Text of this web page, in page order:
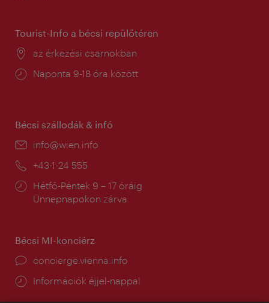
Tourist-Info a bécsi repülőtéren
Helyszín:
az érkezési csarnokban
Nyitva
Naponta 9-18 óra között
Bécsi szállodák & infó
E-
info@wien.info
Telefon:
+43-1-24 555
Nyitva
tartás:
Hétfő-Péntek 9 – 17 óráig
Ünnepnapokon zárva
Bécsi MI-konciérz
concierge.vienna.info
Információk éjjel-nappal